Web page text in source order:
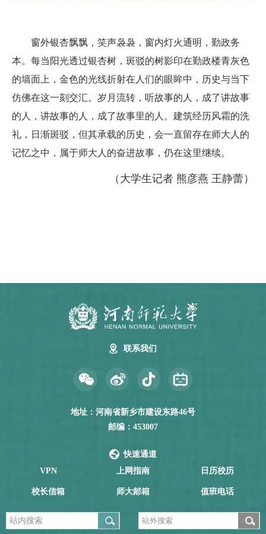
窗外银杏飘飘，笑声袅袅，窗内灯火通明，勤政务
本。每当阳光透过银杏树，斑驳的树影印在勤政楼青灰色
的墙面上，金色的光线折射在人们的眼眸中，历史与当下
仿佛在这一刻交汇。岁月流转，听故事的人，成了讲故事
的人，讲故事的人，成了故事里的人。建筑经历风霜的洗
礼，日渐斑驳，但其承载的历史，会一直留存在师大人的
记忆之中，属于师大人的奋进故事，仍在这里继续。
（大学生记者 熊彦燕 王静蕾）
联系我们
地址：河南省新乡市建设东路46号
邮编：453007
快速通道
VPN
上网指南 日历校历
校长信箱 师大邮箱 值班电话